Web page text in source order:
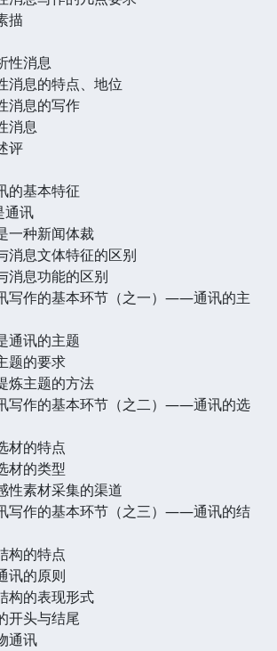
描
性消息
消息的特点、地位
消息的写作
消息
评
的基本特征
通讯
一种新闻体裁
消息文体特征的区别
消息功能的区别
写作的基本环节（之一）——通讯的主
通讯的主题
题的要求
炼主题的方法
写作的基本环节（之二）——通讯的选
材的特点
材的类型
性素材采集的渠道
写作的基本环节（之三）——通讯的结
构的特点
讯的原则
构的表现形式
开头与结尾
通讯